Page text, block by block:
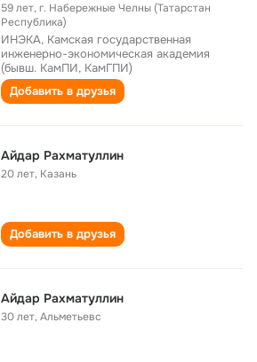
59 лет,г. Набережные Челны (Татарстан
Республика)
ИНЭКА, Камская государственная
инженерно-экономическая академия
(бывш. КамПИ, КамГПИ)
Добавить в друзья
Айдар Рахматуллин
20 лет, Казань
Добавить в друзья
Айдар Рахматуллин
30 лет,Альметьевс